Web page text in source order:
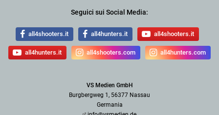
Seguici sui Social Media:
all4shooters.it all4hunters.it all4shooters.it
all4hunters.it all4shooters.com all4hunters.com
VS Medien GmbH
Burgbergweg 1, 56377 Nassau
Germania